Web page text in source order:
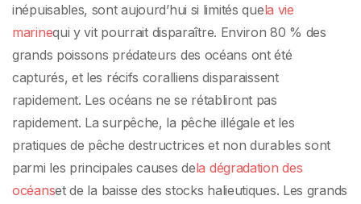
inépuisables, sont aujourd’hui si limités quela vie
marinequi y vit pourrait disparaître. Environ 80 % des
grands poissons prédateurs des océans ont été
capturés, et les récifs coralliens disparaissent
rapidement. Les océans ne se rétabliront pas
rapidement. La surpêche, la pêche illégale et les
pratiques de pêche destructrices et non durables sont
parmi les principales causes dela dégradation des
océanset de la baisse des stocks halieutiques. Les grands